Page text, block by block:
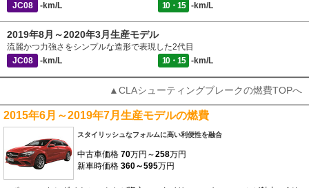
JC08
-km/L 10・15 -km/L
2019年8月～2020年3月生産モデル
流麗かつ力強さをシンプルな造形で表現した2代目
JC08
-km/L 10・15 -km/L
▲CLAシューティングブレークの燃費TOPへ
2015年6月～2019年7月生産モデルの燃費
スタイリッシュなフォルムに高い利便性を融合
中古車価格 70万円～258万円
新車時価格 360～595万円